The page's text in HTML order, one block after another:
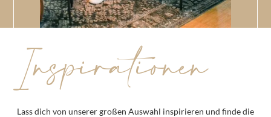
Inspirationen
Lass dich von unserer großen Auswahl inspirieren und finde die